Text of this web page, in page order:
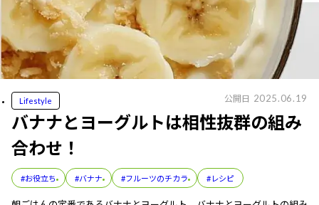
Lifestyle 公開日 2025.06.19
バナナとヨーグルトは相性抜群の組み
合わせ！
#お役立ち #バナナ #フルーツのチカラ #レシピ